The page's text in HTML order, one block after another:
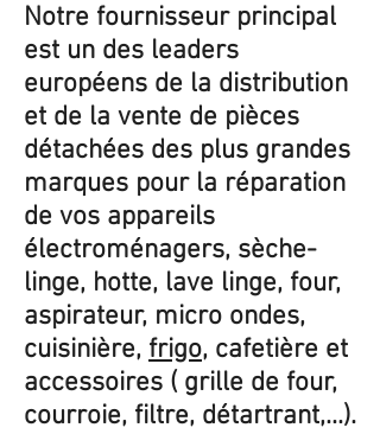
Notre fournisseur principal
est un des leaders
européens de la distribution
et de la vente de pièces
détachées des plus grandes
marques pour la réparation
de vos appareils
électroménagers, sèche-
linge, hotte, lave linge, four,
aspirateur, micro ondes,
cuisinière, frigo, cafetière et
accessoires ( grille de four,
courroie, filtre, détartrant,...).